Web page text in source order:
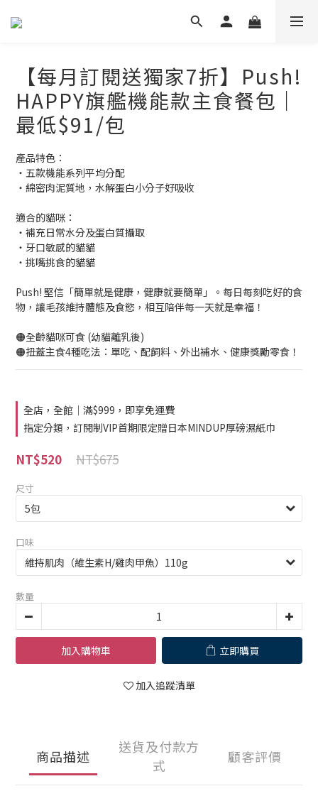
【每月訂閱送獨家7折】Push!
HAPPY旗艦機能款主食餐包｜
最低$91/包
產品特色：
・五款機能系列平均分配
・綿密肉泥質地，水解蛋白小分子好吸收
適合的貓咪：
・補充日常水分及蛋白質攝取
・牙口敏感的貓貓
・挑嘴挑食的貓貓
Push! 堅信「簡單就是健康，健康就要簡單」。每日每刻吃好的食
物，讓毛孩維持體態及食慾，相互陪伴每一天就是幸福！
🟠全齡貓咪可食 (幼貓離乳後)
🟠扭蓋主食4種吃法：單吃、配飼料、外出補水、健康獎勵零食！
全店，全館｜滿$999，即享免運費
指定分類，訂閱制VIP首期限定贈日本MINDUP厚磅濕紙巾
NT$675
NT$520
尺寸
口味
數量
加入購物車 立即購買
加入追蹤清單
商品描述
送貨及付款方
式
顧客評價